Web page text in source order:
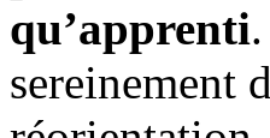
qu’apprenti
sereinement